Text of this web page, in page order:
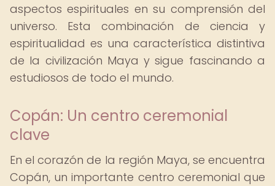
aspectos espirituales en su comprensión del
universo. Esta combinación de ciencia y
espiritualidad es una característica distintiva
de la civilización Maya y sigue fascinando a
estudiosos de todo el mundo.
Copán: Un centro ceremonial
clave
En el corazón de la región Maya, se encuentra
Copán, un importante centro ceremonial que